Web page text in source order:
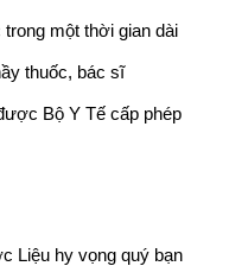
một thời gian dài
thuốc, bác sĩ
Bộ Y Tế cấp phép
Liệu hy vọng quý bạn